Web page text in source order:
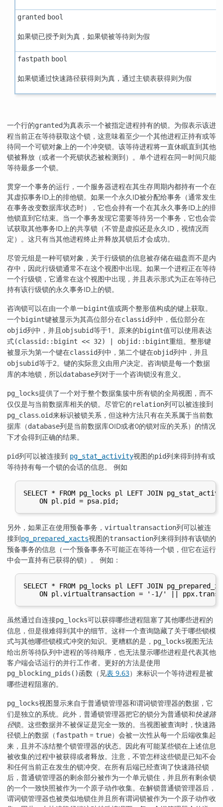
granted bool
如果锁已授予则为真，如果锁被等待则为假
fastpath bool
如果锁通过快速路径获得则为真，通过主锁表获得则为假
一个行的granted为真表示一个被指定进程持有的锁。为假表示该进
程当前正在等待获取这个锁，这意味着至少一个其他进程正持有或等
待同一个可锁对象上的一个冲突锁。该等待进程将一直休眠直到其他
锁被释放（或者一个死锁状态被检测到）。单个进程在同一时间只能
等待最多一个锁。
贯穿一个事务的运行，一个服务器进程在其生存周期内都持有一个在
其虚拟事务ID上的排他锁。如果一个永久ID被分配给事务（通常发生
在事务改变数据库状态时），它也会持有一个在其永久事务ID上的排
他锁直到它结束。当一个事务发现它需要等待另一个事务，它也会尝
试获取其他事务ID上的共享锁（不管是虚拟还是永久ID，视情况而
定）。这只有当其他进程终止并释放其锁后才会成功。
尽管元组是一种可锁对象，关于行级锁的信息被存储在磁盘而不是内
存中，因此行级锁通常不在这个视图中出现。如果一个进程正在等待
一个行级锁，它通常在这个视图中出现，并且表示形式为正在等待已
持有该行级锁的永久事务ID上的锁。
咨询锁可以在由一个单一bigint值或两个整形值构成的键上获取。
一个bigint键被显示为其高位部分在classid列中，低位部分在
objid列中，并且 objsubid等于1。原来的bigint值可以使用表达
式(classid::bigint << 32) | objid::bigint重组。整形键
被显示为第一个键在classid列中，第二个键在objid列中，并且
objsubid等于2。键的实际意义由用户决定。咨询锁是每一个数据
库的本地锁，所以database列对于一个咨询锁没有意义。
pg_locks提供了一个对于整个数据集簇中所有锁的全局视图，而不
仅仅是与当前数据库相关的锁。尽管它的relation列可以被连接到
pg_class.oid来标识被锁关系，但这种方法只有在关系属于当前数
据库（database列是当前数据库OID或者0的锁对应的关系）的情况
下才会得到正确的结果。
pid列可以被连接到 pg_stat_activity视图的pid列来得到持有或
等待持有每一个锁的会话的信息。 例如
SELECT * FROM pg_locks pl LEFT JOIN
另外，如果正在使用预备事务， virtualtransaction列可以被连
接到pg_prepared_xacts视图的transaction列来得到持有该锁的
预备事务的信息（一个预备事务不可能正在等待一个锁，但它在运行
中会一直持有已获得的锁）。 例如：
SELECT * FROM pg_locks pl LEFT JOIN
虽然通过自连接pg_locks可以获得哪些进程阻塞了其他哪些进程的
信息，但是很难得到其中的细节。这样一个查询隐藏了关于哪些锁模
式与其他哪些锁模式冲突的知识。更糟糕的是， pg_locks视图无法
给出所等待队列中进程的等待顺序，也无法显示哪些进程是代表其他
客户端会话运行的并行工作者。更好的方法是使用
pg_blocking_pids()函数（见表 9.63）来标识一个等待进程是被
哪些进程阻塞的。
pg_locks视图显示来自于普通锁管理器和谓词锁管理器的数据，它
们是独立的系统。此外，普通锁管理器把它的锁分为普通锁和快速路
径锁。这些数据并不被保证是完全一致的。当视图被查询时，快速路
径锁上的数据（fastpath = true）会被一次性从每一个后端收集起
来，且并不冻结整个锁管理器的状态。因此有可能某些锁在上述信息
被收集的过程中被获得或者释放。注意，不管怎样这些锁是已知不会
和任何当前正在发生的锁冲突。在所有后端已经查询了快速路径锁
后，普通锁管理器的剩余部分被作为一个单元锁住，并且所有剩余锁
的一个一致快照被作为一个原子动作收集。在解锁普通锁管理器后，
谓词锁管理器也被类似地锁住并且所有谓词锁被作为一个原子动作收